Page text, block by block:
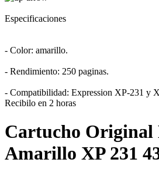
Especificaciones
- Color: amarillo.
- Rendimiento: 250 paginas.
- Compatibilidad: Expression XP-231 y
Recibilo en 2 horas
Cartucho Original
Amarillo XP 231